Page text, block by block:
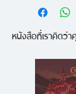
เพื่อเฉลิมฉ
ครบรอบ 12
จาก 50 นั
ภาพประกอ
หนังสือที่เราคิดว่